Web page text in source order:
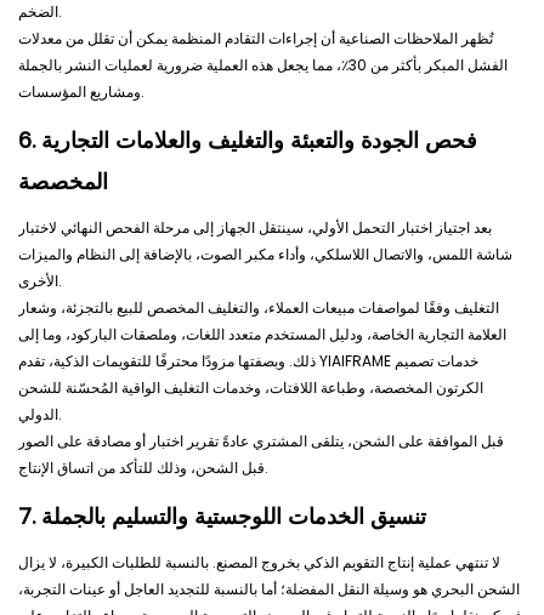
الضخم.
تُظهر الملاحظات الصناعية أن إجراءات التقادم المنظمة يمكن أن تقلل من معدلات
الفشل المبكر بأكثر من 30٪، مما يجعل هذه العملية ضرورية لعمليات النشر بالجملة
ومشاريع المؤسسات.
6. فحص الجودة والتعبئة والتغليف والعلامات التجارية
المخصصة
بعد اجتياز اختبار التحمل الأولي، سينتقل الجهاز إلى مرحلة الفحص النهائي لاختبار
شاشة اللمس، والاتصال اللاسلكي، وأداء مكبر الصوت، بالإضافة إلى النظام والميزات
الأخرى.
التغليف وفقًا لمواصفات مبيعات العملاء، والتغليف المخصص للبيع بالتجزئة، وشعار
العلامة التجارية الخاصة، ودليل المستخدم متعدد اللغات، وملصقات الباركود، وما إلى
ذلك. وبصفتها مزودًا محترفًا للتقويمات الذكية، تقدم YIAIFRAME خدمات تصميم
الكرتون المخصصة، وطباعة اللافتات، وخدمات التغليف الواقية المُحسّنة للشحن
الدولي.
قبل الموافقة على الشحن، يتلقى المشتري عادةً تقرير اختبار أو مصادقة على الصور
قبل الشحن، وذلك للتأكد من اتساق الإنتاج.
7. تنسيق الخدمات اللوجستية والتسليم بالجملة
لا تنتهي عملية إنتاج التقويم الذكي بخروج المصنع. بالنسبة للطلبات الكبيرة، لا يزال
الشحن البحري هو وسيلة النقل المفضلة؛ أما بالنسبة للتجديد العاجل أو عينات التجربة،